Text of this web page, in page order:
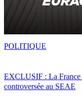
EXCLUSIF : La France
controversée au SEAE
POLITIQUE